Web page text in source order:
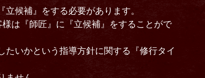
候補』をする必要があります。
は『師匠』に『立候補』をすることがで
たいかという指導方針に関する『修行タイ